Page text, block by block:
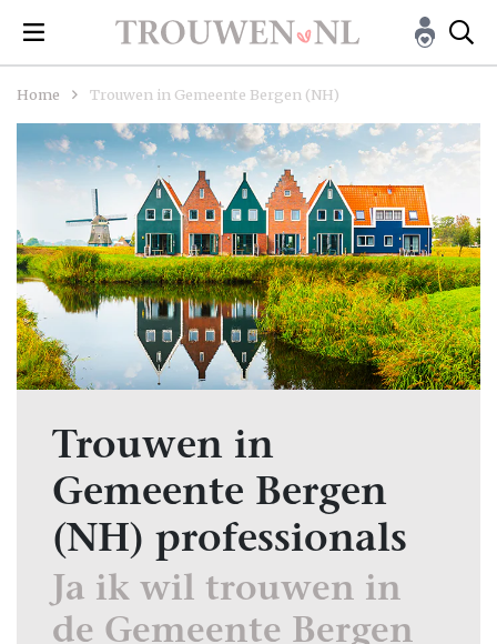
Home Trouwen in Gemeente Bergen (NH)
Trouwen in
Gemeente Bergen
(NH) professionals
Ja ik wil trouwen in
de Gemeente Bergen